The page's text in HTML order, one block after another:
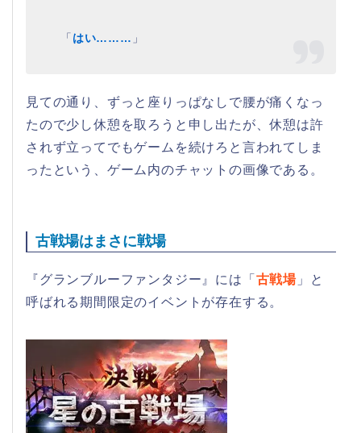
「 はい……… 」
見ての通り、ずっと座りっぱなしで腰が痛くなっ
たので少し休憩を取ろうと申し出たが、休憩は許
されず立ってでもゲームを続けろと言われてしま
ったという、ゲーム内のチャットの画像である。
古戦場はまさに戦場
『グランブルーファンタジー』には「 古戦場 」と
呼ばれる期間限定のイベントが存在する。